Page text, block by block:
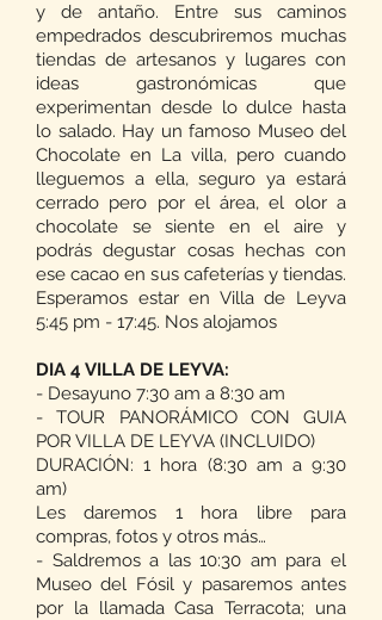
y de antaño. Entre sus caminos
empedrados descubriremos muchas
tiendas de artesanos y lugares con
ideas gastronómicas que
experimentan desde lo dulce hasta
lo salado. Hay un famoso Museo del
Chocolate en La villa, pero cuando
lleguemos a ella, seguro ya estará
cerrado pero por el área, el olor a
chocolate se siente en el aire y
podrás degustar cosas hechas con
ese cacao en sus cafeterías y tiendas.
Esperamos estar en Villa de Leyva
5:45 pm - 17:45. Nos alojamos
DIA 4 VILLA DE LEYVA:
- Desayuno 7:30 am a 8:30 am
- TOUR PANORÁMICO CON GUIA
POR VILLA DE LEYVA (INCLUIDO)
DURACIÓN: 1 hora (8:30 am a 9:30
am)
Les daremos 1 hora libre para
compras, fotos y otros más…
- Saldremos a las 10:30 am para el
Museo del Fósil y pasaremos antes
por la llamada Casa Terracota; una